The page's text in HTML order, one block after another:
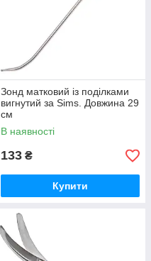
Зонд матковий із поділками
вигнутий за Sims. Довжина 29
см
В наявності
133 ₴
Купити